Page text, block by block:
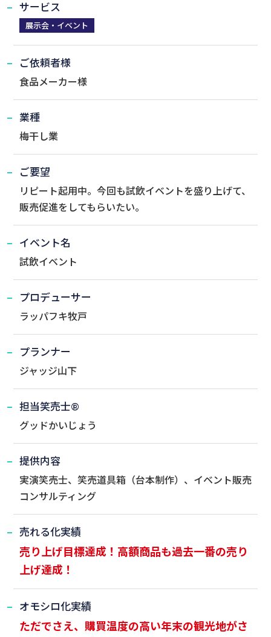
サービス
展示会・イベント
ご依頼者様
食品メーカー様
業種
梅干し業
ご要望
リピート起用中。今回も試飲イベントを盛り上げて、
販売促進をしてもらいたい。
イベント名
試飲イベント
プロデューサー
ラッパフキ牧戸
プランナー
ジャッジ山下
担当笑売士®
グッドかいじょう
提供内容
実演笑売士、笑売道具箱（台本制作）、イベント販売
コンサルティング
売れる化実績
売り上げ目標達成！高額商品も過去一番の売り
上げ達成！
オモシロ化実績
ただでさえ、購買温度の高い年末の観光地がさ